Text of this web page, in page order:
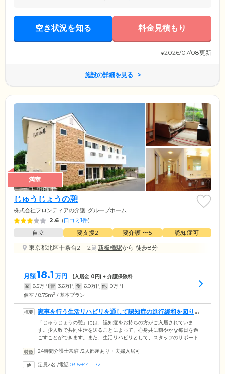
空き状況を知る 料金見積もり
※2026/07/08更新
施設の詳細を見る
満室
じゅうじょうの憩
株式会社フロンティアの介護 グループホーム
2.6 (口コミ1件)
自立 要支援2 要介護1〜5
認知症可
東京都北区十条台2-1-2
新板橋駅から 徒歩8分
月額18.1 万円 (入居金 0円) + 介護保険料
家 8.5万円 管 3.6万円 食 6.0万円 他 0万円
個室 / 8.75m2 / 基本プラン
家事を行う生活リハビリを通して認知症の進行緩和を図りま
す「じゅうじょうの憩」には、認知症をお持ちの方がご入居されていま
す。少人数で共同生活を送ることによって、心身共に穏やかな毎日を過
ごすことができます。また、生活リハビリとして、スタッフのサポート
除をしたり、洗濯物をたたんだり。カレーライスの時は、野菜の皮むき
た、ご入居者様が握ってくれたおにぎりをみんなで食べることもありま
24時間介護士常駐 /2人部屋あり・夫婦入居可
定員2名 /電話03-5944-1172